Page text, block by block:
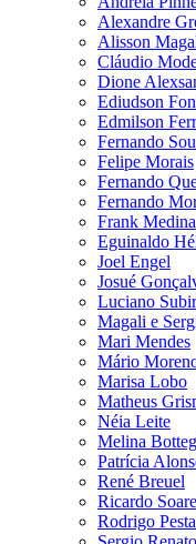
Alexandre
Alisson
Cláudio
Dione
Ediudson
Edmilson
Fernando
Felipe Morais
Fernando
Fernando
Frank Medina
Eguinaldo
Joel Engel
Josué
Luciano
Magali e
Mari Mendes
Mário
Marisa Lobo
Matheus
Néia Leite
Melina
Patrícia
René Breuel
Ricardo
Rodrigo